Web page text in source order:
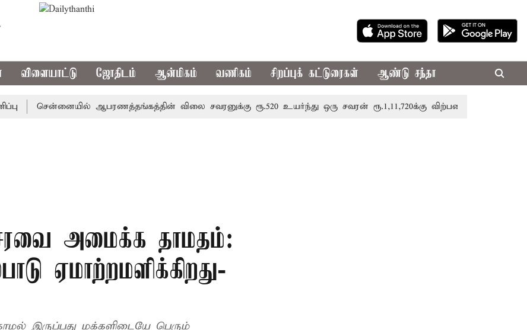
விளையாட்டு ஜோதிடம் ஆன்மிகம் வணிகம் சிறப்புக் கட்டுரைகள் ஆண்டு சந்தா
சென்னையில் ஆபரணத்தங்கத்தின் விலை சவரனுக்கு ரூ.520 உயர்ந்து ஒரு சவரன் ரூ.1,11,720க்கு விற்பனை
அமைக்க தாமதம்:
ஏமாற்றமளிக்கிறது-
இருப்பது மக்களிடையே பெரும்